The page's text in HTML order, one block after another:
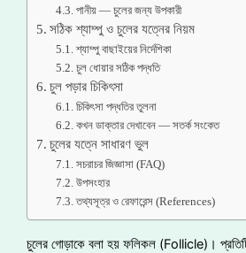
পানীয় — চুলের জন্য উপকারী
সঠিক শ্যাম্পু ও চুলের যত্নের নিয়ম
শ্যাম্পু বাছাইয়ের নির্দেশিকা
চুল ধোয়ার সঠিক পদ্ধতি
চুল পড়ার চিকিৎসা
চিকিৎসা পদ্ধতির তুলনা
কখন ডাক্তার দেখাবেন — সতর্ক সংকেত
চুলের যত্নে সাধারণ ভুল
সচরাচর জিজ্ঞাসা (FAQ)
উপসংহার
তথ্যসূত্র ও রেফারেন্স (References)
চুলের গোড়াকে বলা হয় ফলিকল (Follicle)। প্রতিটি